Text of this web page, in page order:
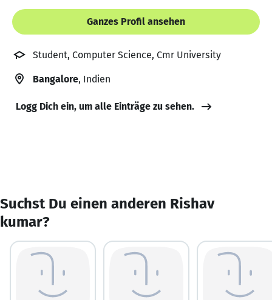
Ganzes Profil ansehen
Student, Computer Science, Cmr University
Bangalore, Indien
Logg Dich ein, um alle Einträge zu sehen.
Suchst Du einen anderen Rishav
kumar?